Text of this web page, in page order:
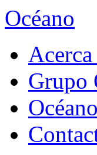
Océano
Grupo